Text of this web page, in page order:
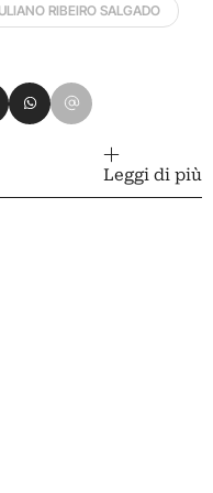
RIBEIRO SALGADO
su LinkedIn
su Pinterest
Condividi su WhatsApp
Condividi su Email
Leggi di più